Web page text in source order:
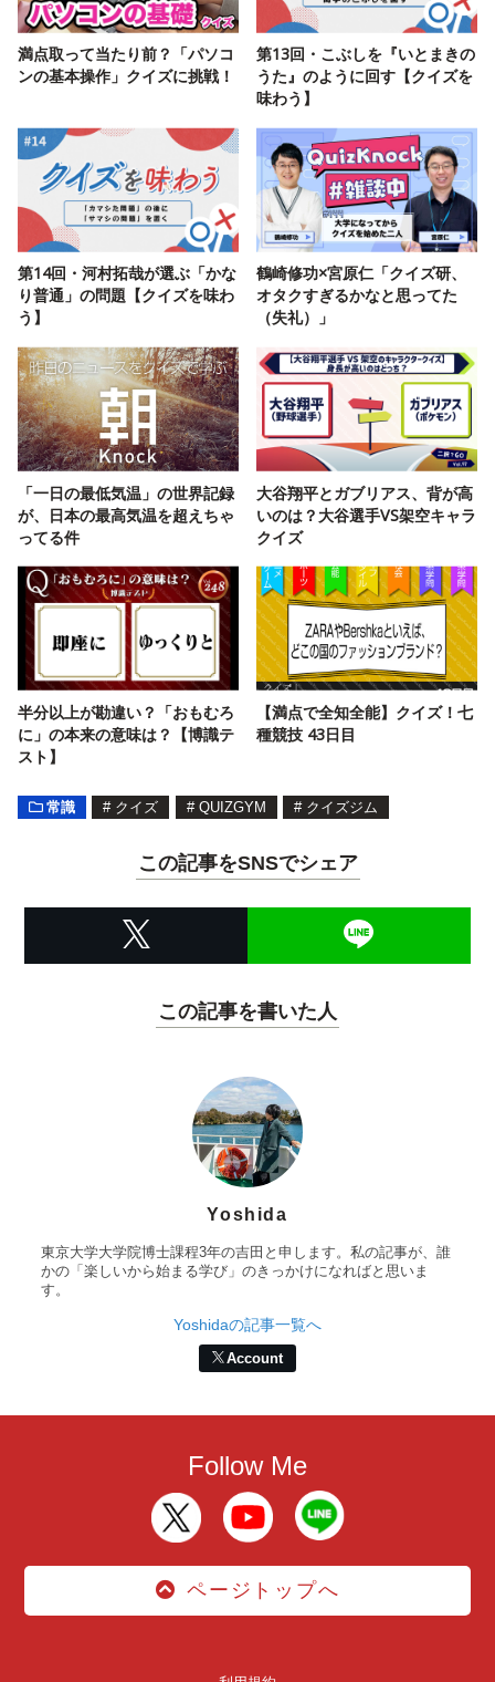
満点取って当たり前？「パソコ
ンの基本操作」クイズに挑戦！
第13回・こぶしを『いとまきの
うた』のように回す【クイズを
味わう】
第14回・河村拓哉が選ぶ「かな
り普通」の問題【クイズを味わ
う】
鶴崎修功×宮原仁「クイズ研、
オタクすぎるかなと思ってた
（失礼）」
「一日の最低気温」の世界記録
が、日本の最高気温を超えちゃ
ってる件
大谷翔平とガブリアス、背が高
いのは？大谷選手VS架空キャラ
クイズ
半分以上が勘違い？「おもむろ
に」の本来の意味は？【博識テ
スト】
【満点で全知全能】クイズ！七
種競技 43日目
常識 # クイズ # QUIZGYM # クイズジム
この記事をSNSでシェア
この記事を書いた人
Yoshida
東京大学大学院博士課程3年の吉田と申します。私の記事が、誰
かの「楽しいから始まる学び」のきっかけになればと思いま
す。
Yoshidaの記事一覧へ
Account
Follow Me
ページトップへ